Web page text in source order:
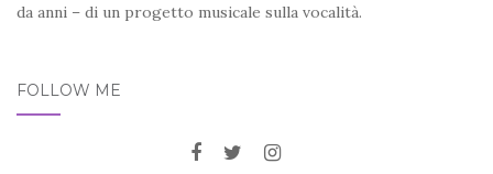
da anni – di un progetto musicale sulla vocalità.
FOLLOW ME